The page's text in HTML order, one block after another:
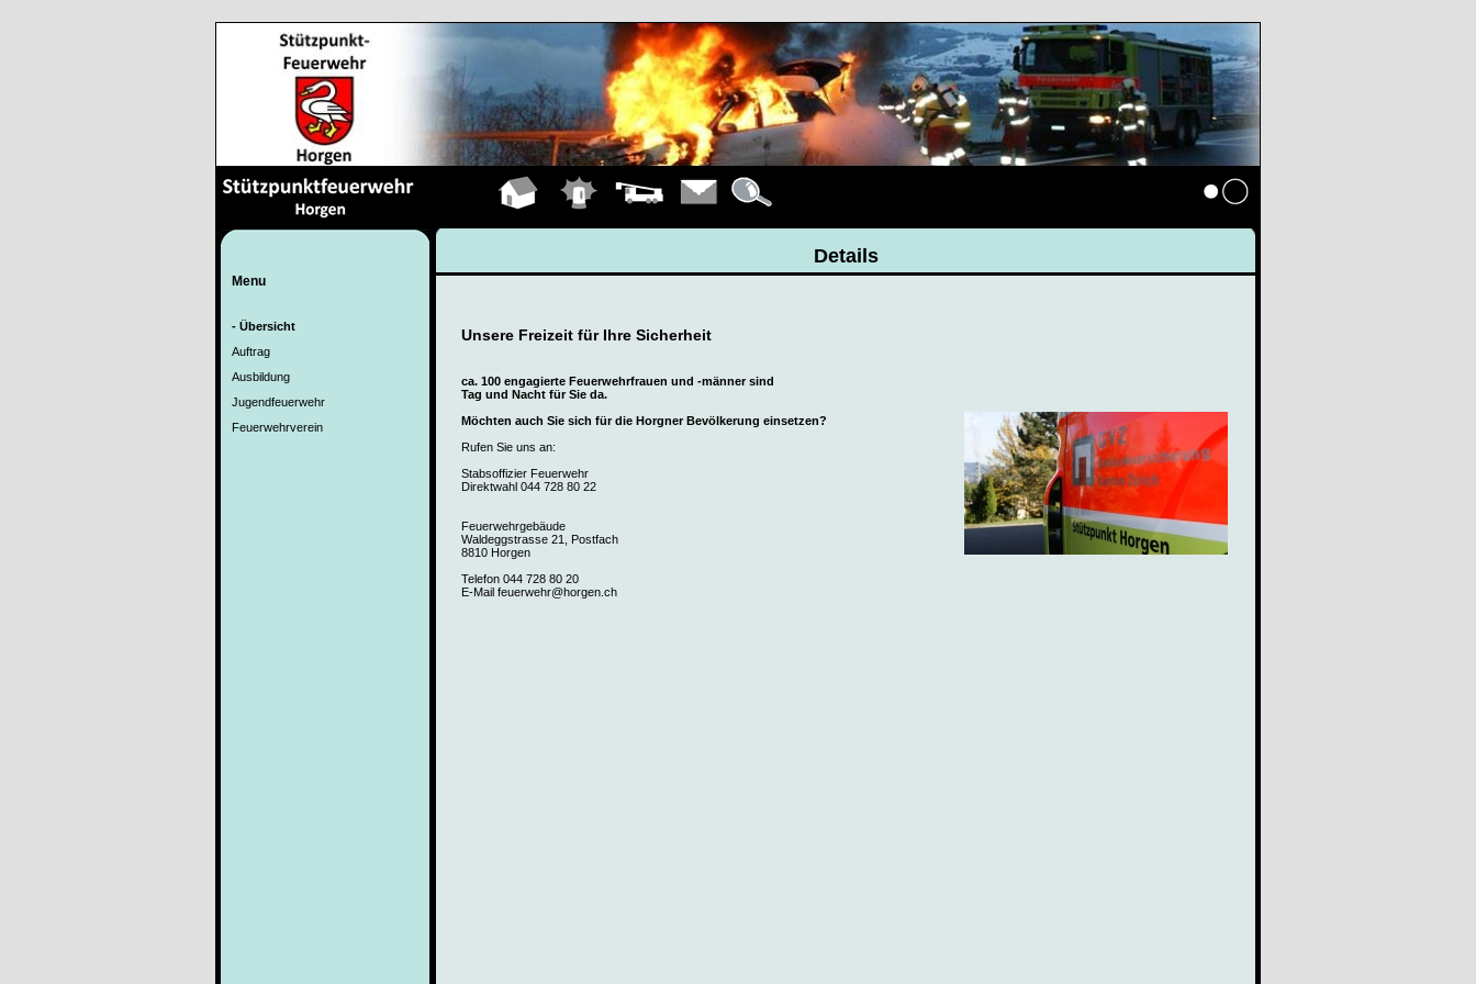
Menu
- Übersicht
Auftrag
Ausbildung
Jugendfeuerwehr
Feuerwehrverein
Details
Unsere Freizeit für Ihre Sicherheit
ca. 100 engagierte Feuerwehrfrauen und -männer sind
Tag und Nacht für Sie da.
Möchten auch Sie sich für die Horgner Bevölkerung einsetzen?
Rufen Sie uns an:
Stabsoffizier Feuerwehr
Direktwahl 044 728 80 22
Feuerwehrgebäude
Waldeggstrasse 21, Postfach
8810 Horgen
Telefon 044 728 80 20
E-Mail feuerwehr@horgen.ch